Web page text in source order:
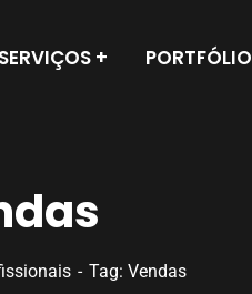
SERVIÇOS PORTFÓLIO
Tag: Vendas